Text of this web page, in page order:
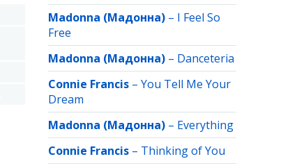
Madonna (Мадонна) – I Feel So
Free
Madonna (Мадонна) – Danceteria
Connie Francis – You Tell Me Your
Dream
Madonna (Мадонна) – Everything
Connie Francis – Thinking of You